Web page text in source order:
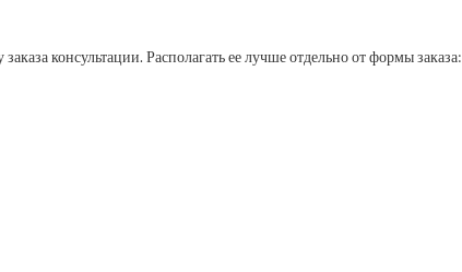
консультации. Располагать ее лучше отдельно от формы заказа: